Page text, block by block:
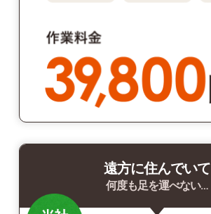
遠方に住んでいて
何度も足を運べない…